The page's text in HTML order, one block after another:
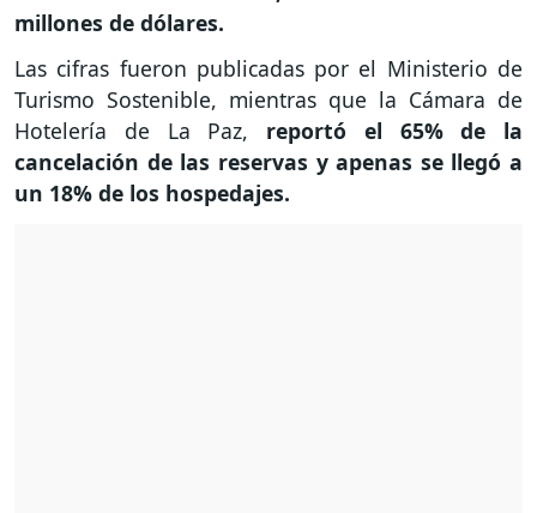
millones de dólares.
Las cifras fueron publicadas por el Ministerio de
Turismo Sostenible, mientras que la Cámara de
Hotelería de La Paz, reportó el 65% de la
cancelación de las reservas y apenas se llegó a
un 18% de los hospedajes.